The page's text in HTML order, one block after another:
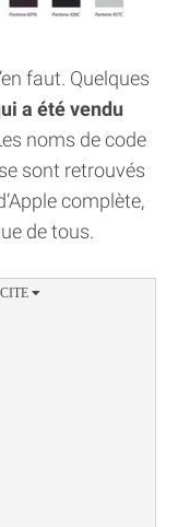
faut. Quelques
a été vendu
noms de code
sont retrouvés
complète,
de tous.